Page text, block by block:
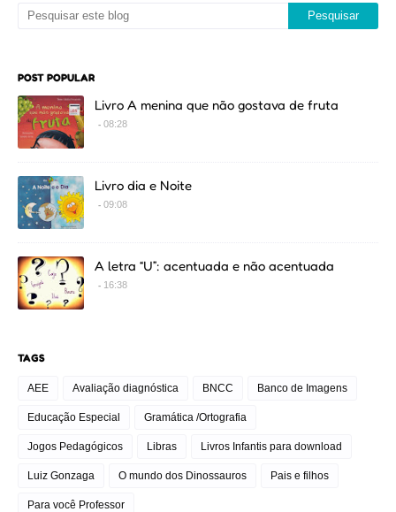
POST POPULAR
Livro A menina que não gostava de fruta
08:28
Livro dia e Noite
09:08
A letra “U”: acentuada e não acentuada
16:38
TAGS
AEE Avaliação diagnóstica BNCC Banco de Imagens
Educação Especial Gramática /Ortografia
Jogos Pedagógicos Libras Livros Infantis para download
Luiz Gonzaga O mundo dos Dinossauros Pais e filhos
Para você Professor